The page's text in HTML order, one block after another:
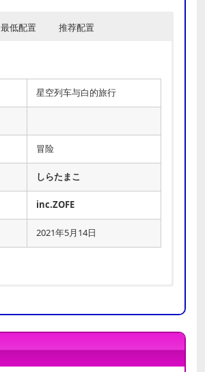
最低配置 推荐配置
星空列车与白的旅行
冒险
しらたまこ
inc.ZOFE
2021年5月14日
Microsoft Windows 8.1 / 10
Core i3 or higher recommended
Microsoft Windows 8.1 / 10
Core i5 or higher recommended